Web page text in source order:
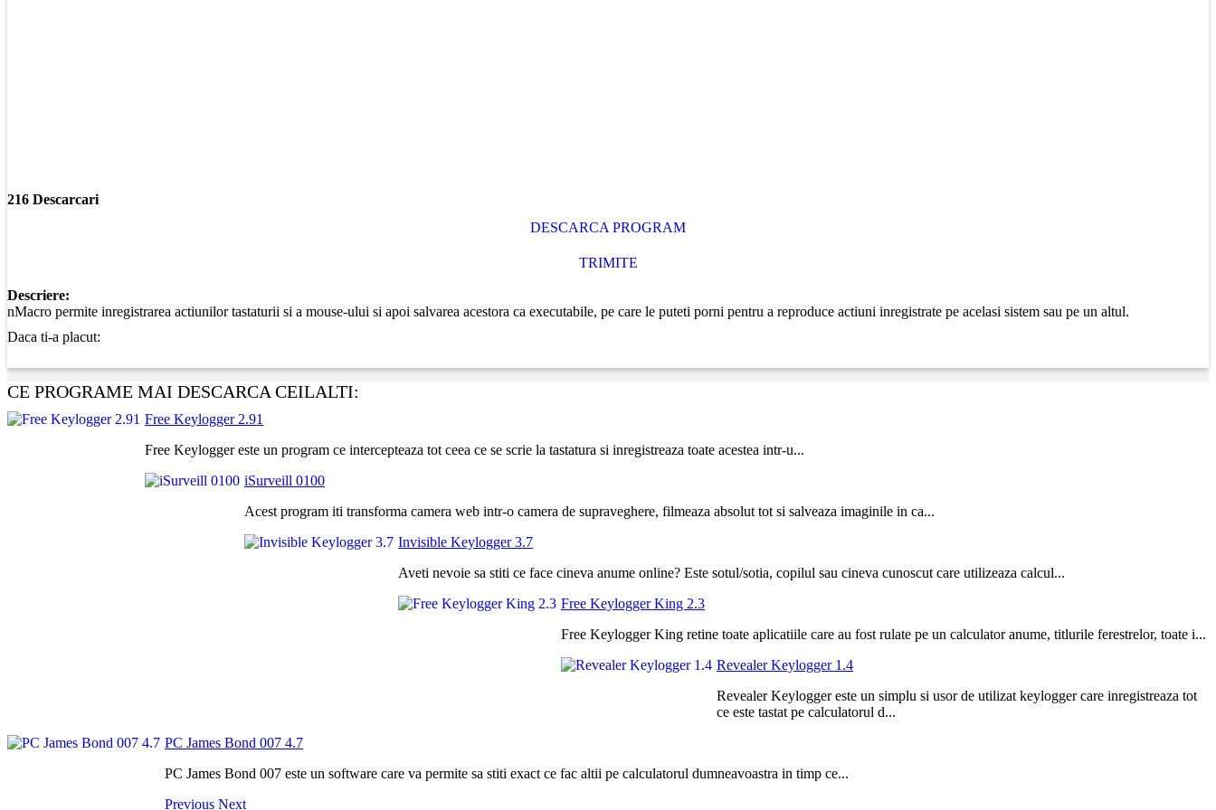
216 Descarcari
DESCARCA PROGRAM
TRIMITE
Descriere:
nMacro permite inregistrarea actiunilor tastaturii si a mouse-ului si apoi salvarea acestora ca executabile, pe care le puteti porni pentru a reproduce actiuni inregistrate pe acelasi sistem sau pe un altul.
Daca ti-a placut:
CE PROGRAME MAI DESCARCA CEILALTI:
Free Keylogger 2.91
Free Keylogger este un program ce intercepteaza tot ceea ce se scrie la tastatura si inregistreaza toate acestea intr-u...
iSurveill 0100
Acest program iti transforma camera web intr-o camera de supraveghere, filmeaza absolut tot si salveaza imaginile in ca...
Invisible Keylogger 3.7
Aveti nevoie sa stiti ce face cineva anume online? Este sotul/sotia, copilul sau cineva cunoscut care utilizeaza calcul...
Free Keylogger King 2.3
Free Keylogger King retine toate aplicatiile care au fost rulate pe un calculator anume, titlurile ferestrelor, toate i...
Revealer Keylogger 1.4
Revealer Keylogger este un simplu si usor de utilizat keylogger care inregistreaza tot
ce este tastat pe calculatorul d...
PC James Bond 007 4.7
PC James Bond 007 este un software care va permite sa stiti exact ce fac altii pe calculatorul dumneavoastra in timp ce...
Previous Next